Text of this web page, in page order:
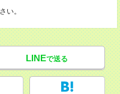
い。
LINEで送る